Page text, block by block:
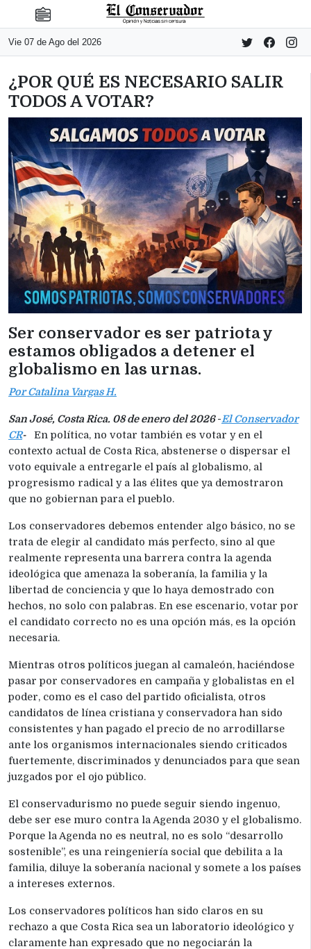
Vie 07 de Ago del 2026
¿POR QUÉ ES NECESARIO SALIR
TODOS A VOTAR?
Ser conservador es ser patriota y
estamos obligados a detener el
globalismo en las urnas.
Por Catalina Vargas H.
San José, Costa Rica. 08 de enero del 2026-El Conservador
CR- En política, no votar también es votar y en el
contexto actual de Costa Rica, abstenerse o dispersar el
voto equivale a entregarle el país al globalismo, al
progresismo radical y a las élites que ya demostraron
que no gobiernan para el pueblo.
Los conservadores debemos entender algo básico, no se
trata de elegir al candidato más perfecto, sino al que
realmente representa una barrera contra la agenda
ideológica que amenaza la soberanía, la familia y la
libertad de conciencia y que lo haya demostrado con
hechos, no solo con palabras. En ese escenario, votar por
el candidato correcto no es una opción más, es la opción
necesaria.
Mientras otros políticos juegan al camaleón, haciéndose
pasar por conservadores en campaña y globalistas en el
poder, como es el caso del partido oficialista, otros
candidatos de línea cristiana y conservadora han sido
consistentes y han pagado el precio de no arrodillarse
ante los organismos internacionales siendo criticados
fuertemente, discriminados y denunciados para que sean
juzgados por el ojo público.
El conservadurismo no puede seguir siendo ingenuo,
debe ser ese muro contra la Agenda 2030 y el globalismo.
Porque la Agenda no es neutral, no es solo “desarrollo
sostenible”, es una reingeniería social que debilita a la
familia, diluye la soberanía nacional y somete a los países
a intereses externos.
Los conservadores políticos han sido claros en su
rechazo a que Costa Rica sea un laboratorio ideológico y
claramente han expresado que no negociarán la